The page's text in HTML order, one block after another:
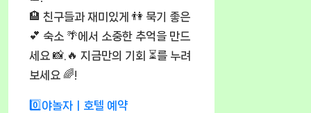
🏨 친구들과 재미있게 👫 묵기 좋은
💕 숙소 🌴에서 소중한 추억을 만드
세요 📸.🔥 지금만의 기회 ⏳를 누려
보세요 🌈!
0️⃣야놀자ㅣ호텔 예약